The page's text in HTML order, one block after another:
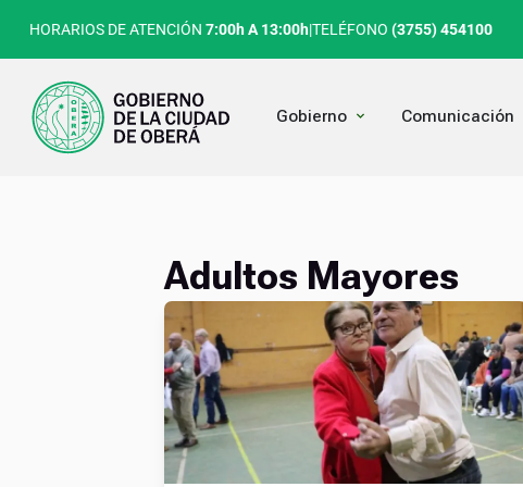
HORARIOS DE ATENCIÓN 7:00h A 13:00h|TELÉFONO (3755) 454100
Gobierno Open Gobierno
Comunicación
Adultos Mayores